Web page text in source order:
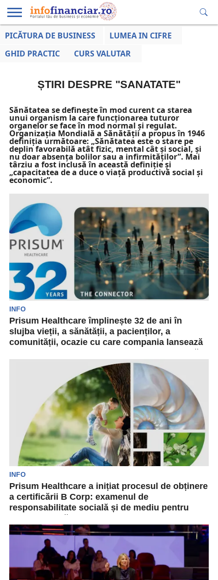
EDUCAȚIE
LA ZI
AFACERILOR
PICĂTURA DE BUSINESS
LUMEA IN CIFRE
GHID PRACTIC
CURS VALUTAR
ȘTIRI DESPRE "SANATATE"
Sănătatea se definește în mod curent ca starea
unui organism la care funcționarea tuturor
organelor se face în mod normal și regulat.
Organizația Mondială a Sănătății a propus în 1946
definiția următoare: „Sănătatea este o stare pe
deplin favorabilă atât fizic, mental cât și social, și
nu doar absența bolilor sau a infirmităților”. Mai
târziu a fost inclusă în această definiție și
„capacitatea de a duce o viață productivă social și
economic”.
INFO
Prisum Healthcare împlinește 32 de ani în
slujba vieții, a sănătății, a pacienților, a
comunității, ocazie cu care compania lansează
Prisum Healthcare împlinește 32 de ani de
activitate susținută în domeniul sănătății, ocazie
cu care lansează...
INFO
Prisum Healthcare a inițiat procesul de obținere
a certificării B Corp: examenul de
responsabilitate socială și de mediu pentru
Prisum Healthcare anunță, azi, 22 aprilie 2026,
finalizarea procesului de aplicare și, astfel,
inițierea procesului de...